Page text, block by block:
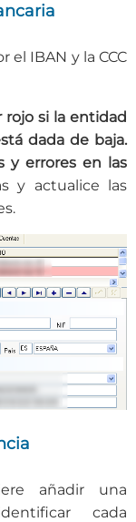
el IBAN y la CCC
rojo si la entidad
dada de baja.
y errores en las
y actualice las
añadir una
cada